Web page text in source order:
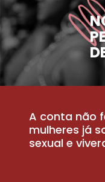
A conta não
mulheres já
sexual e